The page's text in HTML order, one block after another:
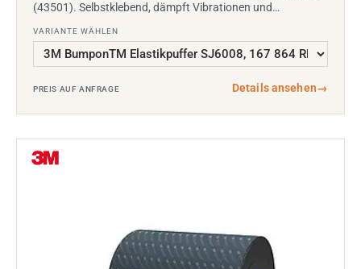
(43501). Selbstklebend, dämpft Vibrationen und…
VARIANTE WÄHLEN
PREIS AUF ANFRAGE Details ansehen→